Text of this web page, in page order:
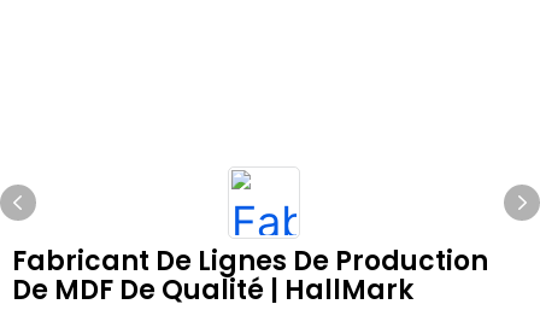
Fabricant De Lignes De Production
De MDF De Qualité | HallMark